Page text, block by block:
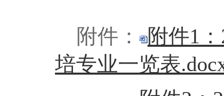
附件：
附件1
培专业一览表